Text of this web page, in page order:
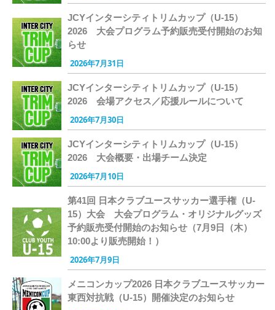
JCYインターシティトリムカップ（U-15）
2026 大会プログラム予約販売受付開始のお知
らせ
2026年7月31日
JCYインターシティトリムカップ（U-15）
2026 会場アクセス／応援ルールについて
2026年7月30日
JCYインターシティトリムカップ（U-15）
2026 大会概要・出場チーム決定
2026年7月10日
第41回 日本クラブユースサッカー選手権（U-
15）大会 大会プログラム・オリジナルグッズ
予約販売受付開始のお知らせ（7月9日（木）
10:00より販売開始！）
2026年7月9日
メニコンカップ2026 日本クラブユースサッカー
東西対抗戦（U-15）開催決定のお知らせ